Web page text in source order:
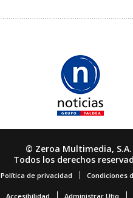
© Zeroa Multimedia, S.A.
Todos los derechos
Política de privacidad Condiciones
Accesibilidad Administrar Utiq